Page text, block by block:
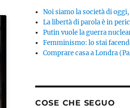
Noi siamo la società di
La libertà di parola è in
Putin vuole la guerra
Femminismo: lo stai
Comprare casa a Londra
COSE CHE SEGUO